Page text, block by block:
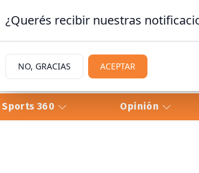
Sports 360 Opinión
¿Querés recibir nuestras
NO, GRACIAS ACEPTAR